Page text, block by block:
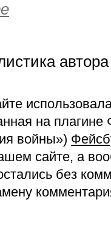
на
войны»)
сайте, а
без